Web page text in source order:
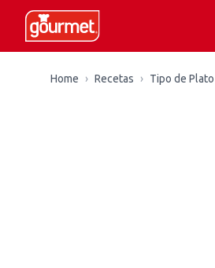
Home › Recetas › Tipo de Plato